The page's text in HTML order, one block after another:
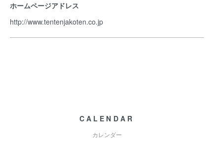
ホームページアドレス
http://www.tentenjakoten.co.jp
CALENDAR
カレンダー